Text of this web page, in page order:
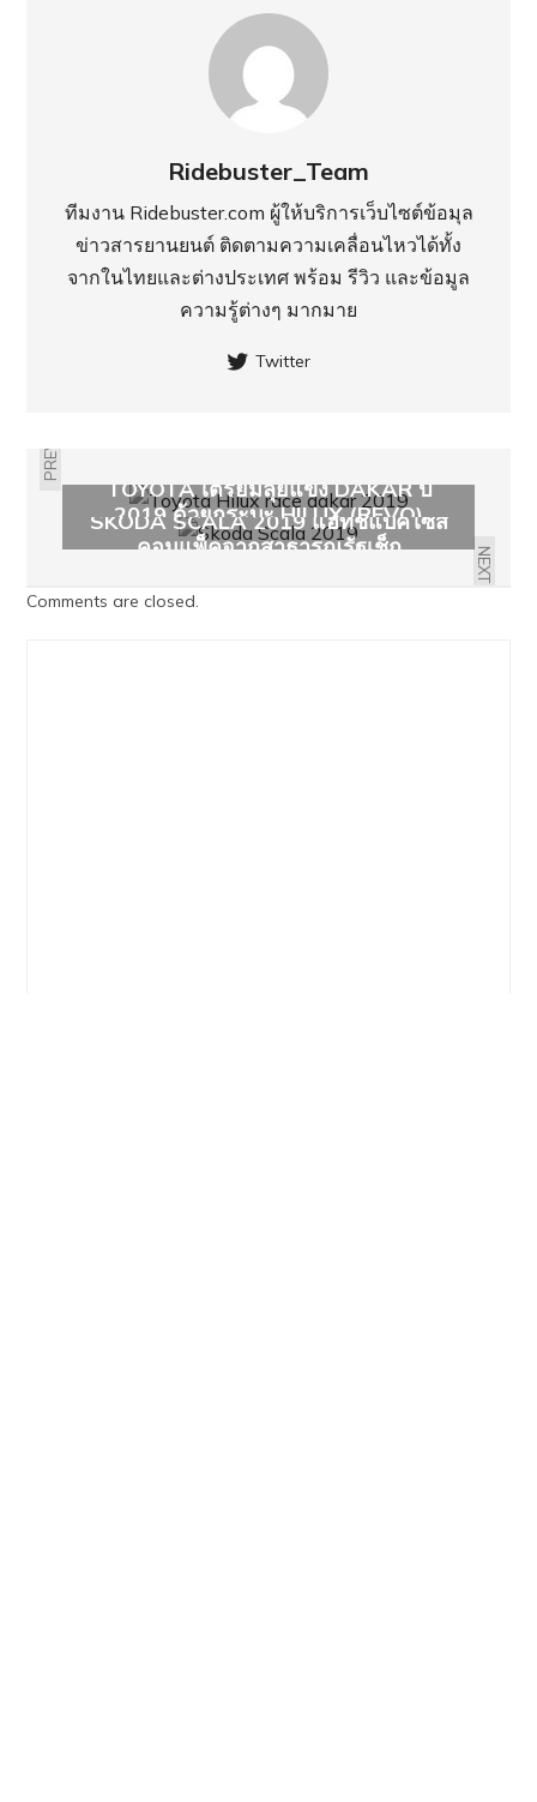
Ridebuster_Team
ทีมงาน Ridebuster.com ผู้ให้บริการเว็บไซต์ข้อมุล
ข่าวสารยานยนต์ ติดตามความเคลื่อนไหวได้ทั้ง
จากในไทยและต่างประเทศ พร้อม รีวิว และข้อมูล
ความรู้ต่างๆ มากมาย
Twitter
PREVIOUS
TOYOTA เตรียมลุยแข่ง DAKAR ปี
2019 ด้วยกระบะ HILUX (REVO)
NEXT
SKODA SCALA 2019 แฮทช์แบ็คไซส์
คอมแพ็คจากสาธารณรัฐเช็ก
Comments are closed.